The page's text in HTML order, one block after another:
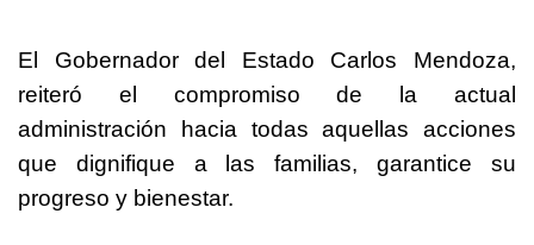
El Gobernador del Estado Carlos Mendoza,
reiteró el compromiso de la actual
administración hacia todas aquellas acciones
que dignifique a las familias, garantice su
progreso y bienestar.